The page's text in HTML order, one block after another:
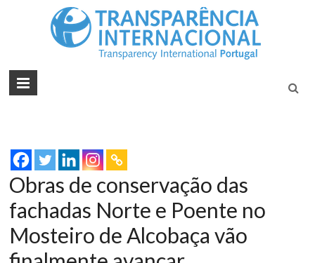
Obras de conservação das
fachadas Norte e Poente no
Mosteiro de Alcobaça vão